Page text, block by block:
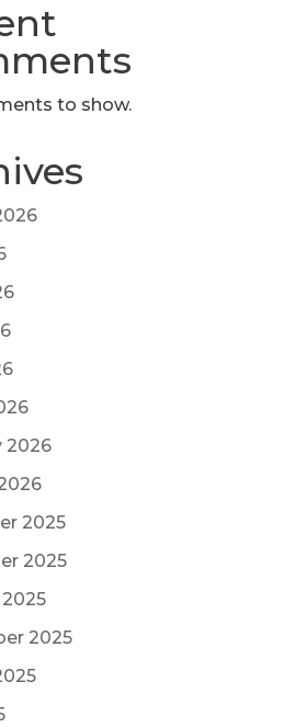
to show.
2026
2025
2025
2025